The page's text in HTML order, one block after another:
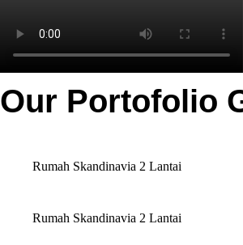
Our Portofolio
Rumah Skandinavia 2 Lantai
Rumah Skandinavia 2 Lantai